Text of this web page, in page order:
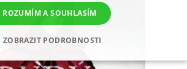
ROZUMÍM A SOUHLASÍM
ZOBRAZIT PODROBNOSTI
ANALYTICKÉ MARKETINGOVÉ